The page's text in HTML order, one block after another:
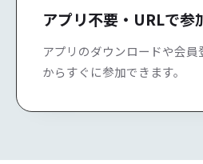
アプリ不要・URLで参
アプリのダウンロードや会
からすぐに参加できます。